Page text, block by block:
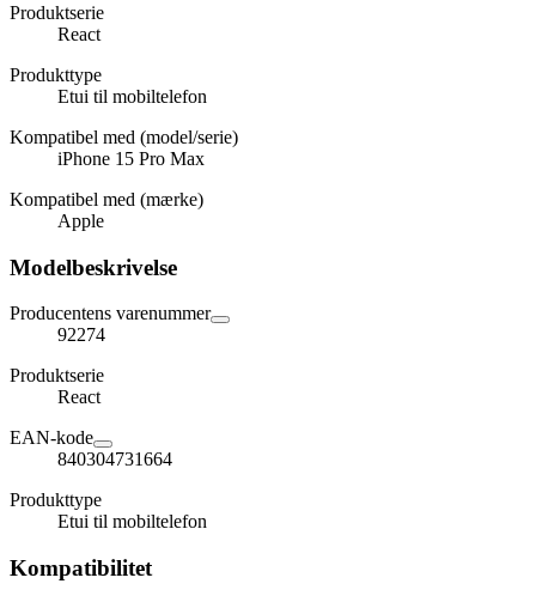
Produktserie
React
Produkttype
Etui til mobiltelefon
Kompatibel med (model/serie)
iPhone 15 Pro Max
Kompatibel med (mærke)
Apple
Modelbeskrivelse
Producentens varenummer
92274
Produktserie
React
EAN-kode
840304731664
Produkttype
Etui til mobiltelefon
Kompatibilitet